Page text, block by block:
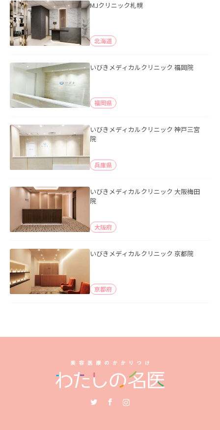
MJクリニック札幌
北海道
いびきメディカルクリニック 福岡院
福岡県
いびきメディカルクリニック 神戸三宮
院
兵庫県
いびきメディカルクリニック 大阪梅田
院
大阪府
いびきメディカルクリニック 京都院
京都府